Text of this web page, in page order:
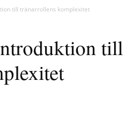
till tränarrollens komplexitet
till